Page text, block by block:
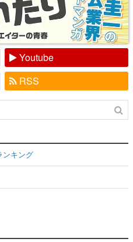
Youtube
RSS
ンキング